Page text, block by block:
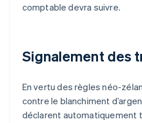
comptable devra suivre.
Signalement des
En vertu des règles néo-
contre le blanchiment
déclarent automatiquement